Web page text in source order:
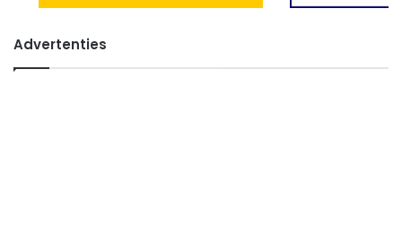
Advertenties